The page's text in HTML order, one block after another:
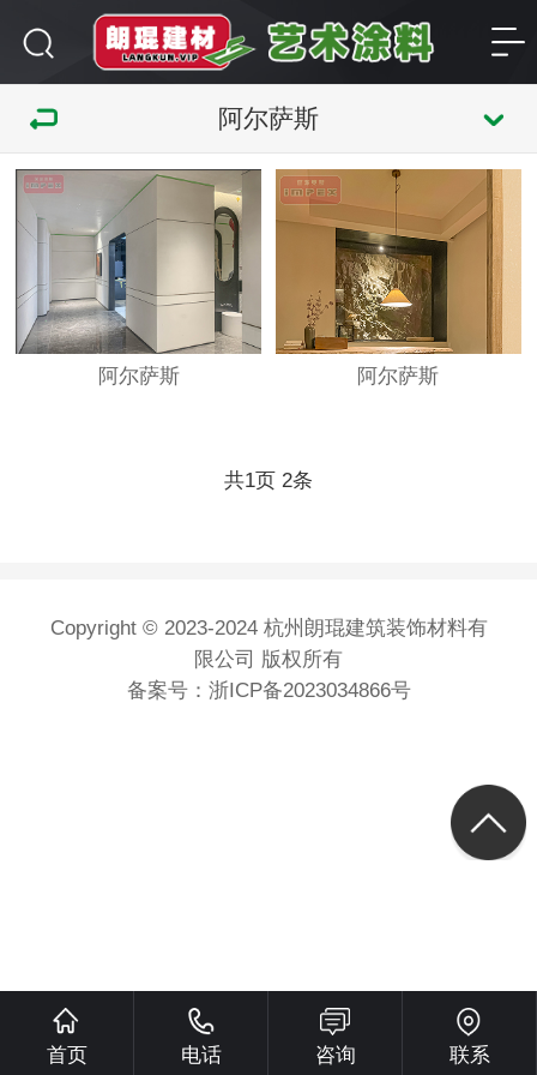
阿尔萨斯
阿尔萨斯 阿尔萨斯
共1页 2条
Copyright © 2023-2024 杭州朗琨建筑装饰材料有
限公司 版权所有
备案号： 浙ICP备2023034866号
首页 电话 咨询 联系